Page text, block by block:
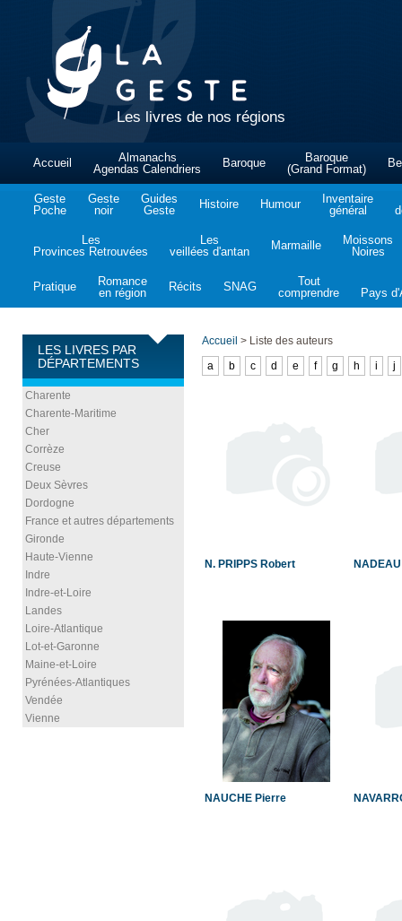
Les livres de nos régions
Accueil
Almanachs
Agendas Calendriers
Baroque
Baroque
(Grand Format)
Geste
Poche
Geste
noir
Guides
Geste
Histoire Humour
Inventaire
général
Les
Provinces Retrouvées
Les
veillées d'antan
Marmaille
Moissons
Noires
Pratique
Romance
en région
Récits SNAG
Tout
comprendre
Pays
LES LIVRES PAR
DÉPARTEMENTS
Charente
Charente-Maritime
Cher
Corrèze
Creuse
Deux Sèvres
Dordogne
France et autres départements
Gironde
Haute-Vienne
Indre
Indre-et-Loire
Landes
Loire-Atlantique
Lot-et-Garonne
Maine-et-Loire
Pyrénées-Atlantiques
Vendée
Vienne
Accueil > Liste des auteurs
a
b c d e f g h i j
N. PRIPPS Robert
NAUCHE Pierre